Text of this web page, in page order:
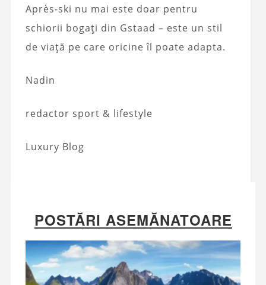
Après-ski nu mai este doar pentru
schiorii bogați din Gstaad – este un stil
de viață pe care oricine îl poate adapta.
Nadin
redactor sport & lifestyle
Luxury Blog
POSTĂRI ASEMĂNATOARE